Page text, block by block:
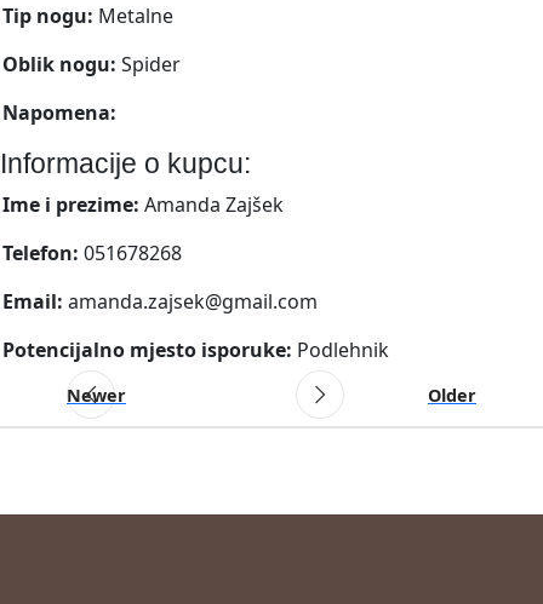
Tip nogu: Metalne
Oblik nogu: Spider
Napomena:
Informacije o kupcu:
Ime i prezime: Amanda Zajšek
Telefon: 051678268
Email: amanda.zajsek@gmail.com
Potencijalno mjesto isporuke: Podlehnik
Newer Older